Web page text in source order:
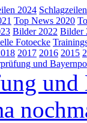
2024
Top News 2020
Bilder 2022 Bilder
Fotoecke
2017 2016 2015
und